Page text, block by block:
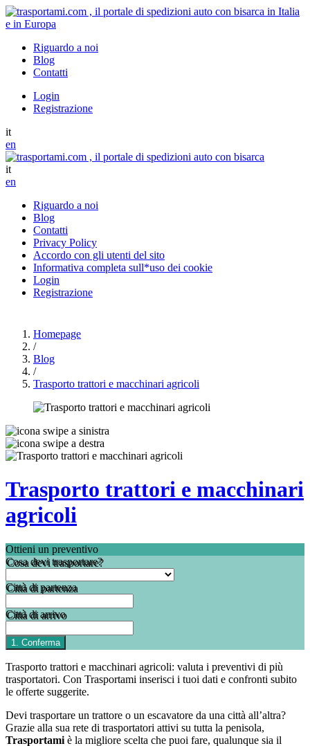
Riguardo a noi
Blog
Contatti
Login
Registrazione
it
en
it
en
Riguardo a noi
Blog
Contatti
Privacy Policy
Accordo con gli utenti del sito
Informativa completa sull*uso dei cookie
Login
Registrazione
Homepage
/
Blog
/
Trasporto trattori e macchinari agricoli
Trasporto trattori e macchinari
agricoli
Ottieni un preventivo
Cosa devi trasportare?
Città di partenza
Città di arrivo
Trasporto trattori e macchinari agricoli: valuta i preventivi di più
trasportatori. Con Trasportami inserisci i tuoi dati e confronti subito
le offerte suggerite.
Devi trasportare un trattore o un escavatore da una città all’altra?
Grazie alla sua rete di trasportatori attivi su tutta la penisola,
Trasportami è la migliore scelta che puoi fare, qualunque sia il